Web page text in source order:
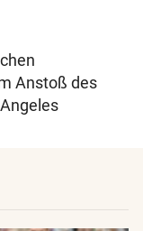
Anstoß des